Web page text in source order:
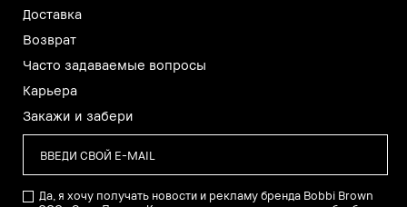
Доставка
Возврат
Часто задаваемые вопросы
Карьера
Закажи и забери
Да, я хочу получать новости и рекламу бренда Bobbi Brown